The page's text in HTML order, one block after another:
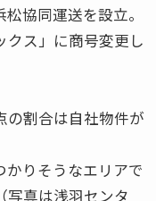
協同運送を設立。
クス」に商号変更し
の割合は自社物件が
りそうなエリアで
写真は浅羽センタ